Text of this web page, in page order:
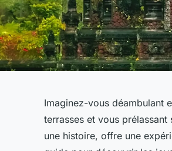
Imaginez-vous déambulant
terrasses et vous
une histoire, offre une